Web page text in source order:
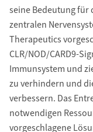
seine Bedeutung
zentralen
Therapeutics
CLR/NOD/CARD9-
Immunsystem und
zu verhindern und
verbessern. Das
notwendigen
vorgeschlagene